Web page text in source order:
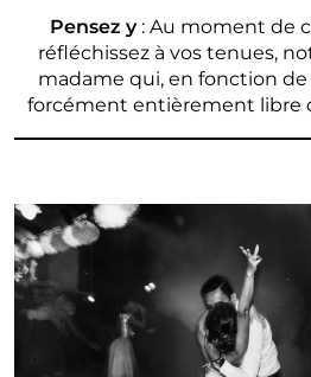
Pensez y: Au moment de
réfléchissez à vos tenues,
madame qui, en fonction de
forcément entièrement libre